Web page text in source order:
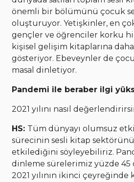
önemli bir bölümünü çocuk
oluşturuyor. Yetişkinler, en
gençler ve öğrenciler korku
kişisel gelişim kitaplarına
gösteriyor. Ebeveynler de
masal dinletiyor.
Pandemi ile beraber ilgi
2021 yılını nasıl
HS: Tüm dünyayı olumsuz
sürecinin sesli kitap
etkilediğini söyleyebiliriz.
dinleme sürelerimiz yüzde 45
2021 yılının ikinci çeyreğinde